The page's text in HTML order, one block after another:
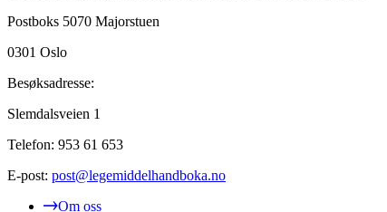
Postboks 5070 Majorstuen
0301 Oslo
Besøksadresse:
Slemdalsveien 1
Telefon: 953 61 653
E-post: post@legemiddelhandboka.no
Om oss